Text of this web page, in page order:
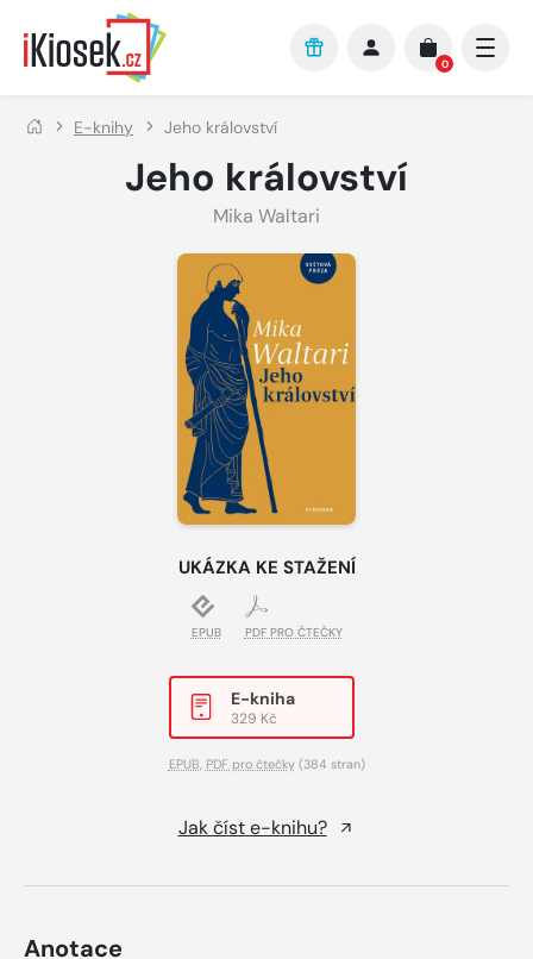
Přejít na hlavní obsah
0
E-knihy Jeho království
Jeho království
Mika Waltari
UKÁZKA KE STAŽENÍ
EPUB PDF PRO ČTEČKY
E-kniha
329 Kč
EPUB PDF pro čtečky(384 stran)
Jak číst e-knihu?
Anotace